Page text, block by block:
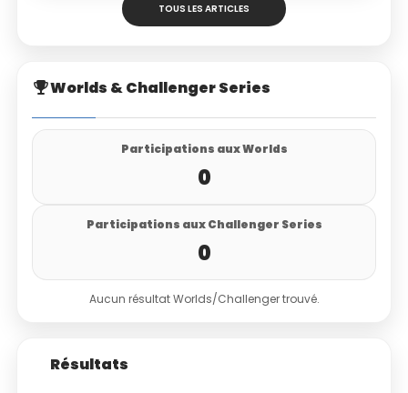
TOUS LES ARTICLES
Worlds & Challenger Series
Participations aux Worlds
0
Participations aux Challenger Series
0
Aucun résultat Worlds/Challenger trouvé.
Résultats